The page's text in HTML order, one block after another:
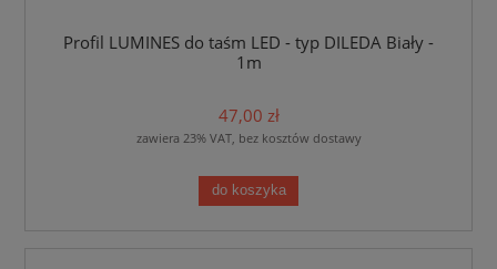
Profil LUMINES do taśm LED - typ DILEDA Biały -
1m
47,00 zł
zawiera 23% VAT, bez kosztów dostawy
do koszyka